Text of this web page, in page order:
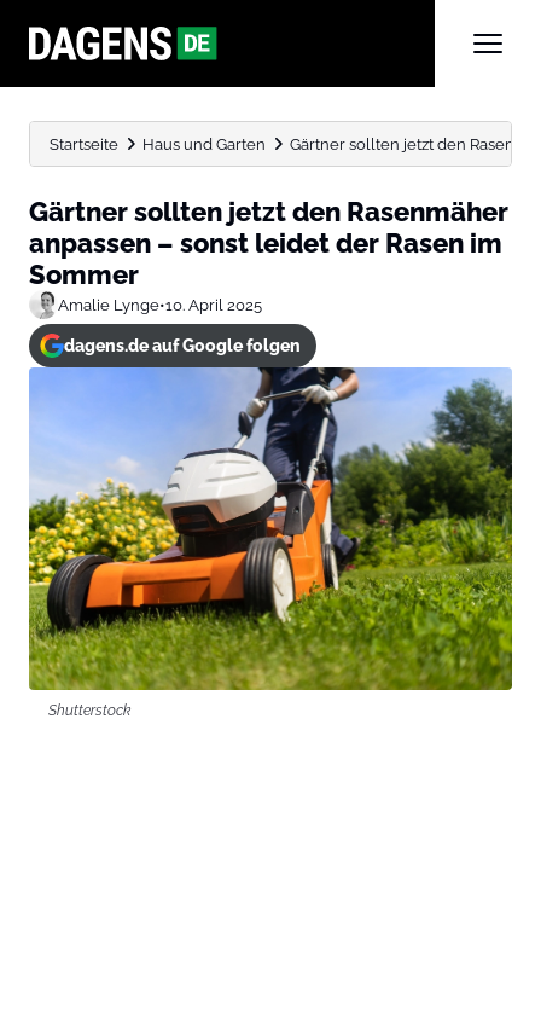
Startseite Haus und Garten Gärtner sollten jetzt den
Gärtner sollten jetzt den Rasenmäher
anpassen – sonst leidet der Rasen im
Sommer
Amalie Lynge•10. April 2025
dagens.de auf Google folgen
Shutterstock